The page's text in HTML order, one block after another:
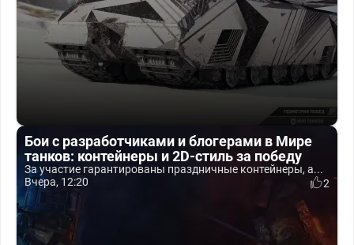
Бои с разработчиками и блогерами в Мире
танков: контейнеры и 2D-стиль за победу
За участие гарантированы праздничные контейнеры, а...
Вчера, 12:20
2